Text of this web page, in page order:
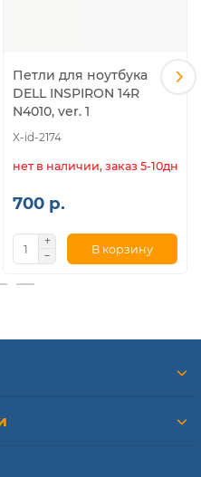
Петли для ноутбука
DELL INSPIRON 14R
N4010, ver. 1
X-id-2174
нет в наличии, заказ 5-10дн.
700 р.
В корзину